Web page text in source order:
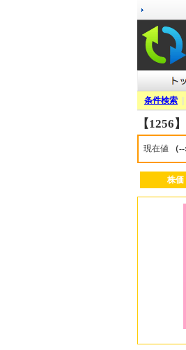
条件検索
【1256
現在値 （
株価